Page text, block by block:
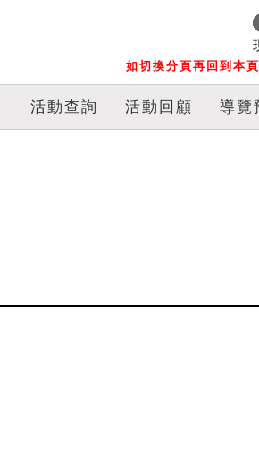
如切換分頁再回到本
活動查詢 活動回顧 導覽